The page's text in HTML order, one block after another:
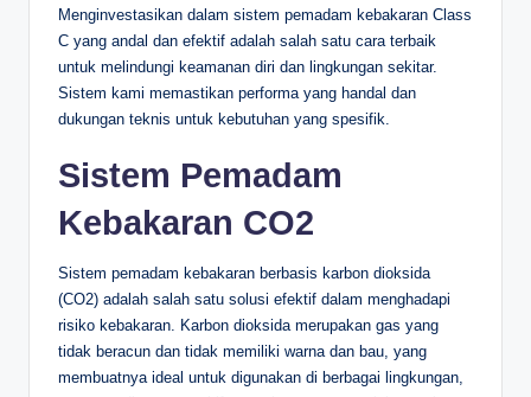
Menginvestasikan dalam sistem pemadam kebakaran Class
C yang andal dan efektif adalah salah satu cara terbaik
untuk melindungi keamanan diri dan lingkungan sekitar.
Sistem kami memastikan performa yang handal dan
dukungan teknis untuk kebutuhan yang spesifik.
Sistem Pemadam
Kebakaran CO2
Sistem pemadam kebakaran berbasis karbon dioksida
(CO2) adalah salah satu solusi efektif dalam menghadapi
risiko kebakaran. Karbon dioksida merupakan gas yang
tidak beracun dan tidak memiliki warna dan bau, yang
membuatnya ideal untuk digunakan di berbagai lingkungan,